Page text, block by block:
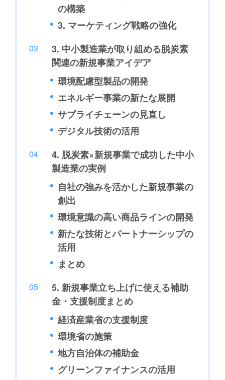
の構築
3. マーケティング戦略の強化
3. 中小製造業が取り組める脱炭素
関連の新規事業アイデア
環境配慮型製品の開発
エネルギー事業の新たな展開
サプライチェーンの見直し
デジタル技術の活用
4. 脱炭素×新規事業で成功した中小
製造業の実例
自社の強みを活かした新規事業の
創出
環境意識の高い商品ラインの開発
新たな技術とパートナーシップの
活用
まとめ
5. 新規事業立ち上げに使える補助
金・支援制度まとめ
経済産業省の支援制度
環境省の施策
地方自治体の補助金
グリーンファイナンスの活用